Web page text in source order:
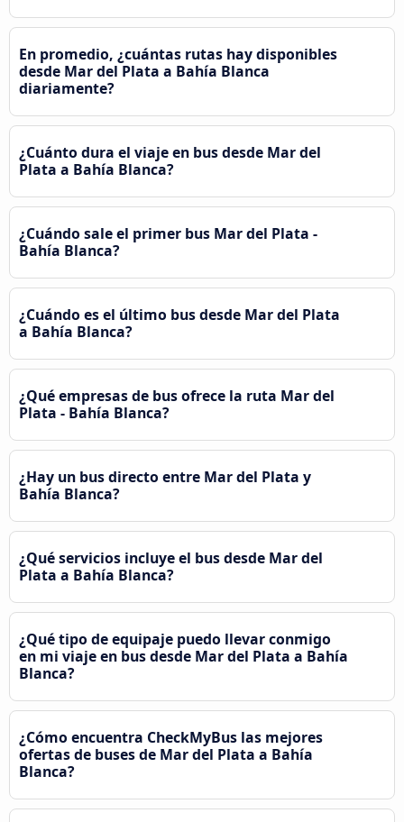
En promedio, ¿cuántas rutas hay disponibles
desde Mar del Plata a Bahía Blanca
diariamente?
¿Cuánto dura el viaje en bus desde Mar del
Plata a Bahía Blanca?
¿Cuándo sale el primer bus Mar del Plata -
Bahía Blanca?
¿Cuándo es el último bus desde Mar del Plata
a Bahía Blanca?
¿Qué empresas de bus ofrece la ruta Mar del
Plata - Bahía Blanca?
¿Hay un bus directo entre Mar del Plata y
Bahía Blanca?
¿Qué servicios incluye el bus desde Mar del
Plata a Bahía Blanca?
¿Qué tipo de equipaje puedo llevar conmigo
en mi viaje en bus desde Mar del Plata a Bahía
Blanca?
¿Cómo encuentra CheckMyBus las mejores
ofertas de buses de Mar del Plata a Bahía
Blanca?